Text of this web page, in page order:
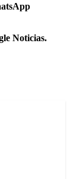
Noticias.